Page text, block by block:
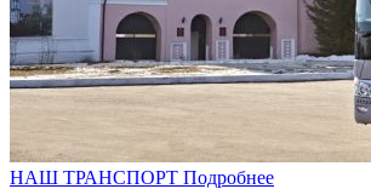
НАШ ТРАНСПОРТ Подробнее